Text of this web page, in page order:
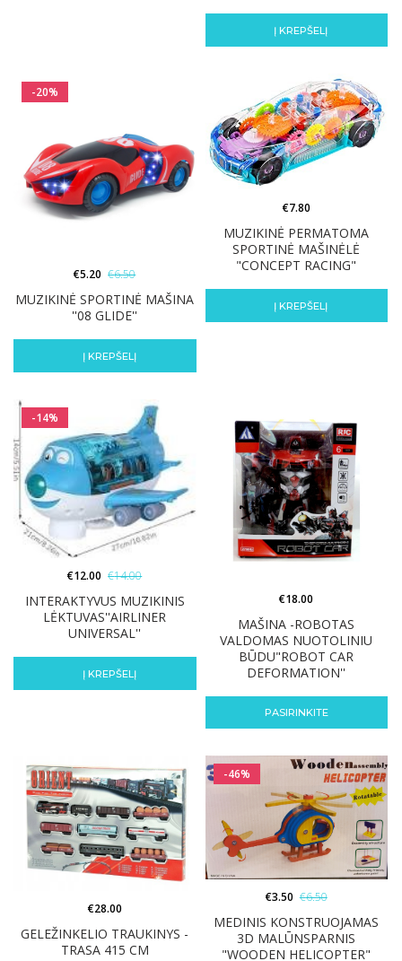
Į KREPŠELĮ
-20%
MUZIKINĖ SPORTINĖ MAŠINA
''08 GLIDE''
€5.20 €6.50
Į KREPŠELĮ
MUZIKINĖ PERMATOMA
SPORTINĖ MAŠINĖLĖ
"CONCEPT RACING"
€7.80
Į KREPŠELĮ
-14%
INTERAKTYVUS MUZIKINIS
LĖKTUVAS''AIRLINER
UNIVERSAL''
€12.00 €14.00
Į KREPŠELĮ
MAŠINA -ROBOTAS
VALDOMAS NUOTOLINIU
BŪDU"ROBOT CAR
DEFORMATION''
€18.00
PASIRINKITE
GELEŽINKELIO TRAUKINYS -
TRASA 415 CM
€28.00
-46%
MEDINIS KONSTRUOJAMAS
3D MALŪNSPARNIS
"WOODEN HELICOPTER"
€3.50 €6.50